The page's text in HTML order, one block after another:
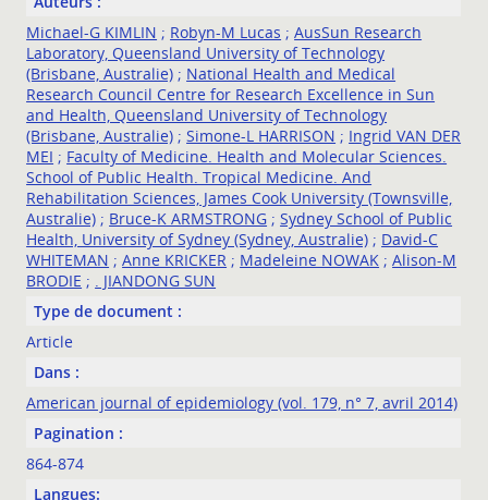
Michael-G KIMLIN ; Robyn-M Lucas ;AusSun Research
Laboratory, Queensland University of Technology
(Brisbane, Australie) ; National Health and Medical
Research Council Centre for Research Excellence in Sun
and Health, Queensland University of Technology
(Brisbane, Australie) ;Simone-L HARRISON ; Ingrid VAN DER
MEI ; Faculty of Medicine. Health and Molecular Sciences.
School of Public Health. Tropical Medicine. And
Rehabilitation Sciences, James Cook University (Townsville,
Australie) ; Bruce-K ARMSTRONG ;Sydney School of Public
Health, University of Sydney (Sydney, Australie) ; David-C
WHITEMAN ;Anne KRICKER ; Madeleine NOWAK ;Alison-M
BRODIE ; . JIANDONG SUN
Type de document :
Article
Dans :
American journal of epidemiology (vol. 179, n° 7, avril 2014)
Pagination :
864-874
Langues: